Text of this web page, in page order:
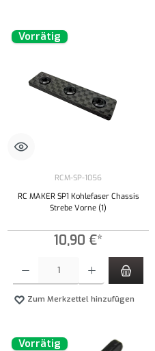
Vorrätig
RCM-SP-1056
RC MAKER SP1 Kohlefaser Chassis
Strebe Vorne (1)
10,90 €*
Zum Merkzettel hinzufügen
Vorrätig